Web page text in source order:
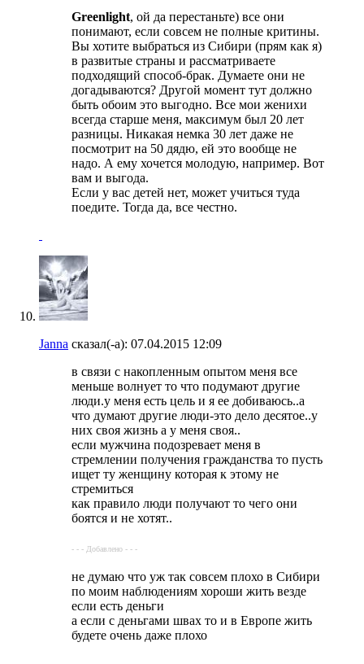
Greenlight, ой да перестаньте) все они
понимают, если совсем не полные критины.
Вы хотите выбраться из Сибири (прям как я)
в развитые страны и рассматриваете
подходящий способ-брак. Думаете они не
догадываются? Другой момент тут должно
быть обоим это выгодно. Все мои женихи
всегда старше меня, максимум был 20 лет
разницы. Никакая немка 30 лет даже не
посмотрит на 50 дядю, ей это вообще не
надо. А ему хочется молодую, например. Вот
вам и выгода.
Если у вас детей нет, может учиться туда
поедите. Тогда да, все честно.
Janna сказал(-а): 07.04.2015 12:09
в связи с накопленным опытом меня все
меньше волнует то что подумают другие
люди.у меня есть цель и я ее добиваюсь..а
что думают другие люди-это дело десятое..у
них своя жизнь а у меня своя..
если мужчина подозревает меня в
стремлении получения гражданства то пусть
ищет ту женщину которая к этому не
стремиться
как правило люди получают то чего они
боятся и не хотят..
- - - Добавлено - - -
не думаю что уж так совсем плохо в Сибири
по моим наблюдениям хороши жить везде
если есть деньги
а если с деньгами швах то и в Европе жить
будете очень даже плохо